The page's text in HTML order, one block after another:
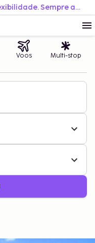
Reserve facilmente. Viaje com flexibilidade. Sempre ao melhor preço.
Voos Multi-stop